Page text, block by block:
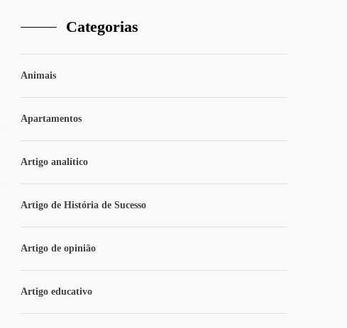
Categorias
Animais
Apartamentos
Artigo analítico
Artigo de História de Sucesso
Artigo de opinião
Artigo educativo